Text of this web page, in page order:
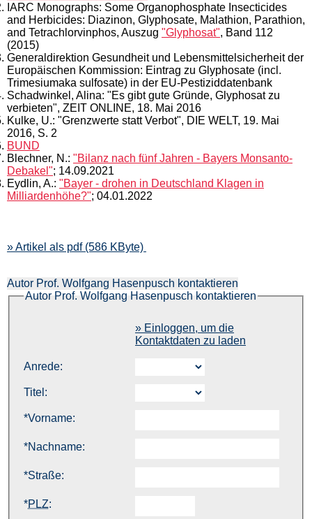
IARC Monographs: Some Organophosphate Insecticides
and Herbicides: Diazinon, Glyphosate, Malathion, Parathion,
and Tetrachlorvinphos, Auszug "Glyphosat", Band 112
(2015)
Generaldirektion Gesundheit und Lebensmittelsicherheit der
Europäischen Kommission: Eintrag zu Glyphosate (incl.
Trimesiumaka sulfosate) in der EU-Pestiziddatenbank
Schadwinkel, Alina: "Es gibt gute Gründe, Glyphosat zu
verbieten", ZEIT ONLINE, 18. Mai 2016
Kulke, U.: "Grenzwerte statt Verbot", DIE WELT, 19. Mai
2016, S. 2
BUND
Blechner, N.: "Bilanz nach fünf Jahren - Bayers Monsanto-
Debakel"; 14.09.2021
Eydlin, A.: "Bayer - drohen in Deutschland Klagen in
Milliardenhöhe?"; 04.01.2022
» Artikel als pdf (586 KByte)
Autor Prof. Wolfgang Hasenpusch kontaktieren
Autor Prof. Wolfgang Hasenpusch kontaktieren
» Einloggen, um die
Kontaktdaten zu laden
Anrede:
Titel:
*Vorname:
*Nachname:
*Straße:
*PLZ: